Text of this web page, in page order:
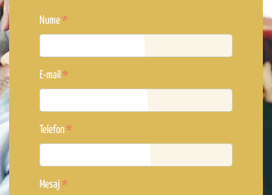
Nume
E-mail
Telefon
Mesaj